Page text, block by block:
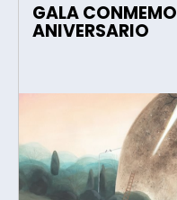
GALA
ANIVERSARIO